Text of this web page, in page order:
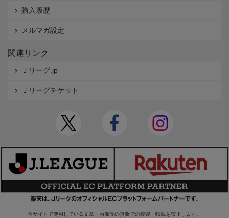
購入履歴
メルマガ設定
関連リンク
Ｊリーグ.jp
Ｊリーグチケット
本サイトで使用している文章・画像等の無断での複製・転載を禁止します。